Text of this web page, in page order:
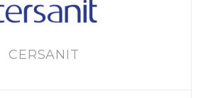
CERSANIT